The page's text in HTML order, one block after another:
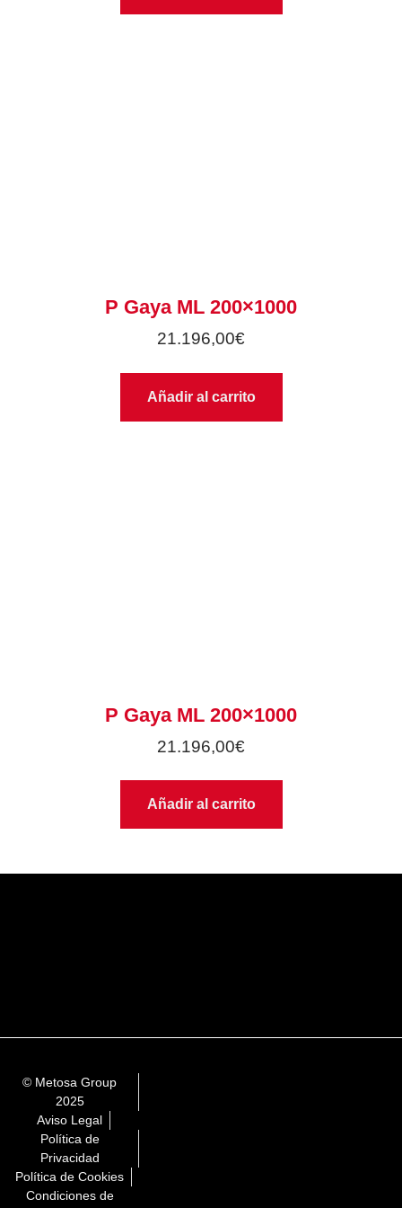
P Gaya ML 200×1000
21.196,00€
Añadir al carrito
P Gaya ML 200×1000
21.196,00€
Añadir al carrito
© Metosa Group
2025
Aviso Legal
Política de
Privacidad
Política de Cookies
Condiciones de